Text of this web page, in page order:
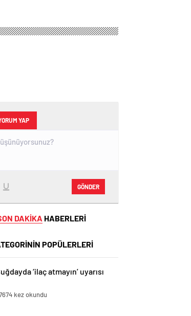
YAP
GÖNDER
DAKİKA HABERLERİ
POPÜLERLERİ
‘ilaç atmayın’ uyarısı
kez okundu